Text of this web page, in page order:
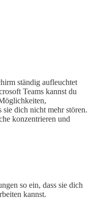
ständig aufleuchtet
Teams kannst du
sie dich nicht mehr stören.
konzentrieren und
so ein, dass sie dich
kannst.